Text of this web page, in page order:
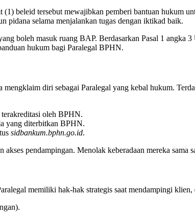
dalam mendampingi klien di tingkat penyidikan
hukum yang dapat menyeret oknum penyidik ke meja
, posisi Paralegal yang bernaung di bawah Lembaga
yang menghalang-halangi pemberian bantuan hukum
(1) beleid tersebut mewajibkan pemberi bantuan hukum
pidana selama menjalankan tugas dengan iktikad baik.
boleh masuk ruang BAP. Berdasarkan Pasal 1 angka
hukum bagi Paralegal BPHN.